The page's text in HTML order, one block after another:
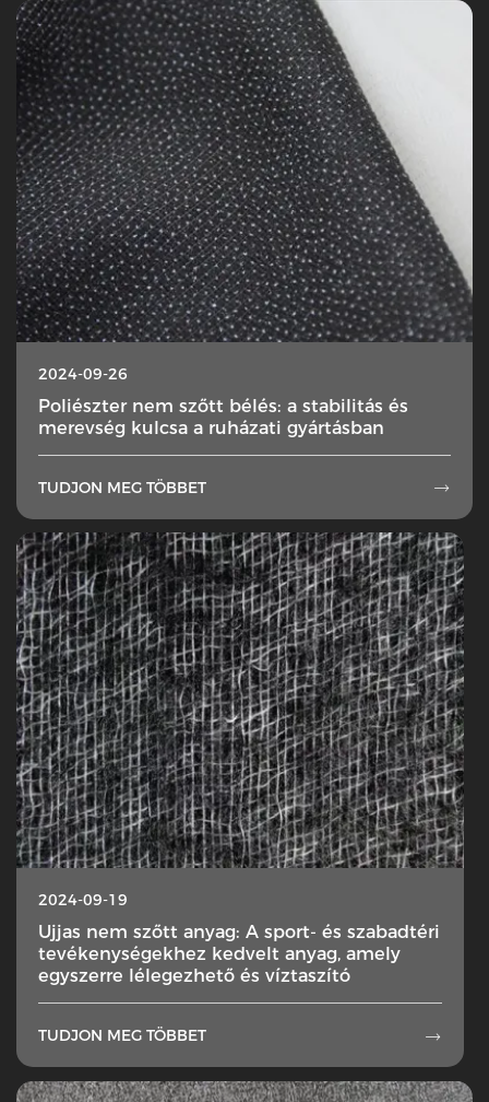
2024-09-26
Poliészter nem szőtt bélés: a stabilitás és
merevség kulcsa a ruházati gyártásban
TUDJON MEG TÖBBET 
2024-09-19
Ujjas nem szőtt anyag: A sport- és szabadtéri
tevékenységekhez kedvelt anyag, amely
egyszerre lélegezhető és víztaszító
TUDJON MEG TÖBBET 